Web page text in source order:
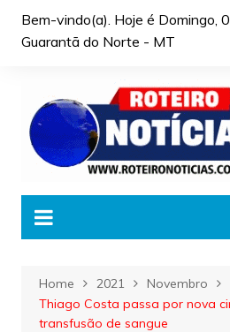
Bem-vindo(a). Hoje é Domingo,
Guarantã do Norte - MT
Home 2021 Novembro
Thiago Costa passa por nova
transfusão de sangue